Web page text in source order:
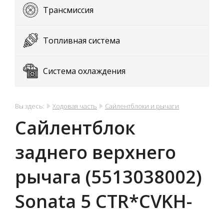
Трансмиссия
Топливная система
Система охлаждения
Вы здесь: Ходовая часть Сайлентблоки и рычаги
Сайлентблок
заднего верхнего
рычага (5513038002)
Sonata 5 CTR*CVKH-